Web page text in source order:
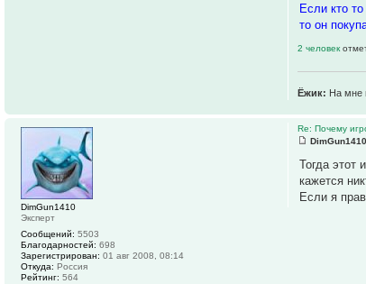
Если кто
то он
2 человек
Ёжик: На мне
Re: Почему
DimGun1410
Тогда этот
кажется
Если я
DimGun1410
Эксперт
Сообщений: 5503
Благодарностей: 698
Зарегистрирован: 01 авг 2008, 08:14
Откуда: Россия
Рейтинг: 564